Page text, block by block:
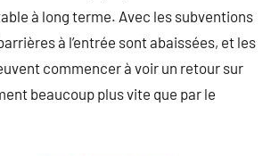
à long terme. Avec les subventions
à l’entrée sont abaissées, et les
commencer à voir un retour sur
beaucoup plus vite que par le